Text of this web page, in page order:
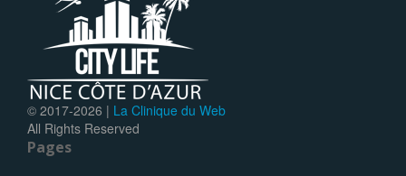
© 2017-2026 | La Clinique du Web
All Rights Reserved
Pages